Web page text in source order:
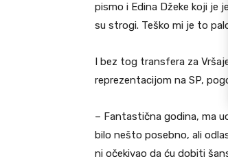
pismo i Edina Džeke koji je
su strogi. Teško mi je to
I bez tog transfera za
reprezentacijom na SP,
– Fantastična godina, ma
bilo nešto posebno, ali
ni očekivao da ću dobiti